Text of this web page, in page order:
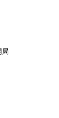
局